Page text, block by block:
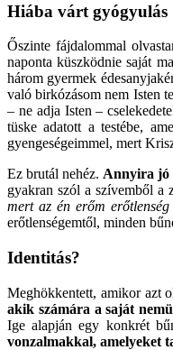
Hiába várt gyógyulás
Őszinte fájdalommal
naponta küszködnie saját
három gyermek
való birkózásom nem Isten
– ne adja Isten –
tüske adatott a testébe,
gyengeségeimmel, mert
Ez brutál nehéz. Annyira jó
gyakran szól a szívemből a
mert az én erőm
erőtlenségemtől, minden
Identitás?
Meghökkentett, amikor azt
akik számára a saját
Ige alapján egy konkrét
vonzalmakkal, amelyeket